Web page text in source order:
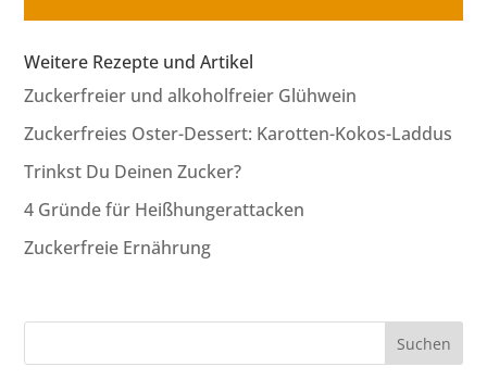
Weitere Rezepte und Artikel
Zuckerfreier und alkoholfreier Glühwein
Zuckerfreies Oster-Dessert: Karotten-Kokos-Laddus
Trinkst Du Deinen Zucker?
4 Gründe für Heißhungerattacken
Zuckerfreie Ernährung